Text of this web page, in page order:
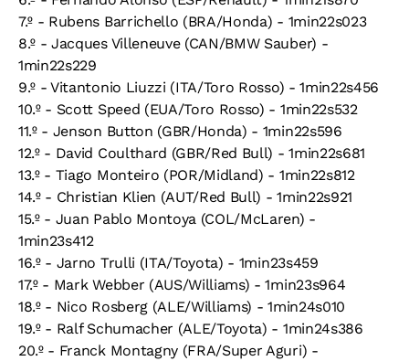
7.º - Rubens Barrichello (BRA/Honda) - 1min22s023
8.º - Jacques Villeneuve (CAN/BMW Sauber) -
1min22s229
9.º - Vitantonio Liuzzi (ITA/Toro Rosso) - 1min22s456
10.º - Scott Speed (EUA/Toro Rosso) - 1min22s532
11.º - Jenson Button (GBR/Honda) - 1min22s596
12.º - David Coulthard (GBR/Red Bull) - 1min22s681
13.º - Tiago Monteiro (POR/Midland) - 1min22s812
14.º - Christian Klien (AUT/Red Bull) - 1min22s921
15.º - Juan Pablo Montoya (COL/McLaren) -
1min23s412
16.º - Jarno Trulli (ITA/Toyota) - 1min23s459
17.º - Mark Webber (AUS/Williams) - 1min23s964
18.º - Nico Rosberg (ALE/Williams) - 1min24s010
19.º - Ralf Schumacher (ALE/Toyota) - 1min24s386
20.º - Franck Montagny (FRA/Super Aguri) -